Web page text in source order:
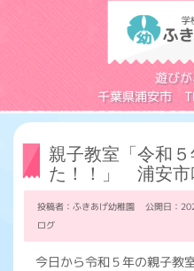
遊びが
千葉県浦安市
親子教室「令和
た！！」 浦安市
投稿者：ふきあげ幼稚園 公開日：
ログ
今日から令和５年の親子教